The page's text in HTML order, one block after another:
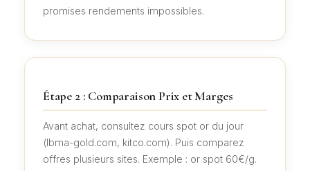
promises rendements impossibles.
Étape 2 : Comparaison Prix et Marges
Avant achat, consultez cours spot or du jour
(lbma-gold.com, kitco.com). Puis comparez
offres plusieurs sites. Exemple : or spot 60€/g.